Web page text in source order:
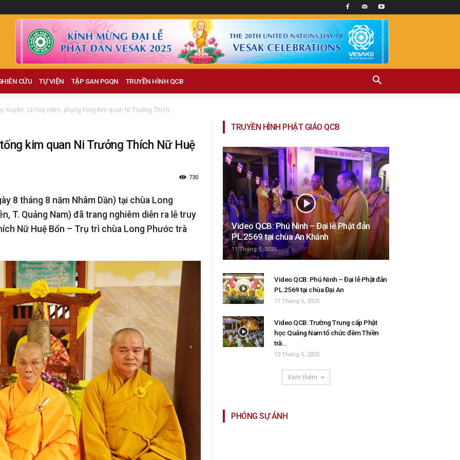
CỨU TỰ VIỆN TẬP SAN PGQN TRUYỀN HÌNH QCB
Xuyên: Lễ truy niệm, phụng tống kim quan Ni Trưởng Thích...
kim quan Ni Trưởng Thích Nữ Huệ
730
8 tháng 8 năm Nhâm Dần) tại chùa Long
T. Quảng Nam) đã trang nghiêm diễn ra lễ truy
Nữ Huệ Bổn – Trụ trì chùa Long Phước trà
TRUYỀN HÌNH PHẬT GIÁO QCB
Video QCB: Phú Ninh – Đại lễ Phật đản
PL.2569 tại chùa An Khánh
11 Tháng 5, 2025
Video QCB: Phú Ninh – Đại lễ Phật đản
PL.2569 tại chùa Đại An
11 Tháng 5, 2025
Video QCB: Trường Trung cấp Phật
học Quảng Nam tổ chức đêm Thiền
trà...
10 Tháng 5, 2025
Xem thêm
PHÓNG SỰ ẢNH